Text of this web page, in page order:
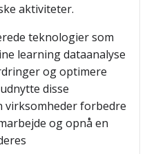
aktiviteter.
teknologier som
learning dataanalyse
og optimere
disse
forbedre
og opnå en